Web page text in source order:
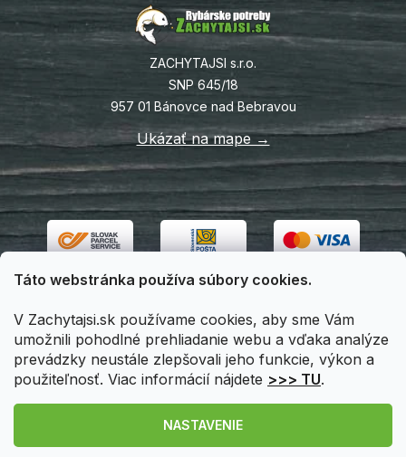
Táto webstránka používa súbory cookies.
V Zachytajsi.sk používame cookies, aby sme Vám
umožnili pohodlné prehliadanie webu a vďaka analýze
prevádzky neustále zlepšovali jeho funkcie, výkon a
použiteľnosť. Viac informácií nájdete >>> TU.
NASTAVENIE
ZACHYTAJSI s.r.o.
SNP 645/18
957 01 Bánovce nad Bebravou
Ukázať na mape →